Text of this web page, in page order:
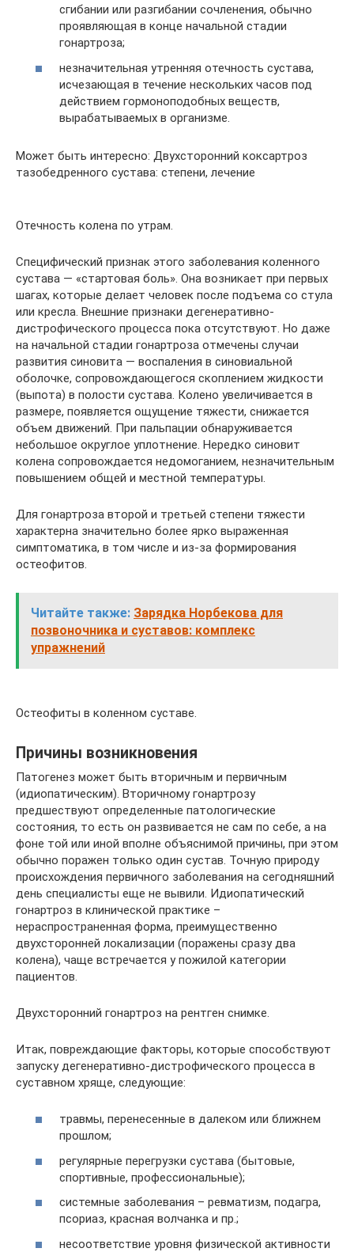
сгибании или разгибании сочленения, обычно
проявляющая в конце начальной стадии
гонартроза;
незначительная утренняя отечность сустава,
исчезающая в течение нескольких часов под
действием гормоноподобных веществ,
вырабатываемых в организме.
Может быть интересно: Двухсторонний коксартроз
тазобедренного сустава: степени, лечение
Отечность колена по утрам.
Специфический признак этого заболевания коленного
сустава — «стартовая боль». Она возникает при первых
шагах, которые делает человек после подъема со стула
или кресла. Внешние признаки дегенеративно-
дистрофического процесса пока отсутствуют. Но даже
на начальной стадии гонартроза отмечены случаи
развития синовита — воспаления в синовиальной
оболочке, сопровождающегося скоплением жидкости
(выпота) в полости сустава. Колено увеличивается в
размере, появляется ощущение тяжести, снижается
объем движений. При пальпации обнаруживается
небольшое округлое уплотнение. Нередко синовит
колена сопровождается недомоганием, незначительным
повышением общей и местной температуры.
Для гонартроза второй и третьей степени тяжести
характерна значительно более ярко выраженная
симптоматика, в том числе и из-за формирования
остеофитов.
Читайте также: Зарядка Норбекова для
позвоночника и суставов: комплекс
упражнений
Остеофиты в коленном суставе.
Причины возникновения
Патогенез может быть вторичным и первичным
(идиопатическим). Вторичному гонартрозу
предшествуют определенные патологические
состояния, то есть он развивается не сам по себе, а на
фоне той или иной вполне объяснимой причины, при этом
обычно поражен только один сустав. Точную природу
происхождения первичного заболевания на сегодняшний
день специалисты еще не вывили. Идиопатический
гонартроз в клинической практике –
нераспространенная форма, преимущественно
двухсторонней локализации (поражены сразу два
колена), чаще встречается у пожилой категории
пациентов.
Двухсторонний гонартроз на рентген снимке.
Итак, повреждающие факторы, которые способствуют
запуску дегенеративно-дистрофического процесса в
суставном хряще, следующие:
травмы, перенесенные в далеком или ближнем
прошлом;
регулярные перегрузки сустава (бытовые,
спортивные, профессиональные);
системные заболевания – ревматизм, подагра,
псориаз, красная волчанка и пр.;
несоответствие уровня физической активности